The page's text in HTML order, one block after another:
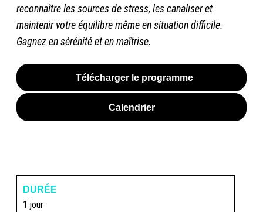
reconnaître les sources de stress, les canaliser et
maintenir votre équilibre même en situation difficile.
Gagnez en sérénité et en maîtrise.
Télécharger le programme
Calendrier
DURÉE
1 jour